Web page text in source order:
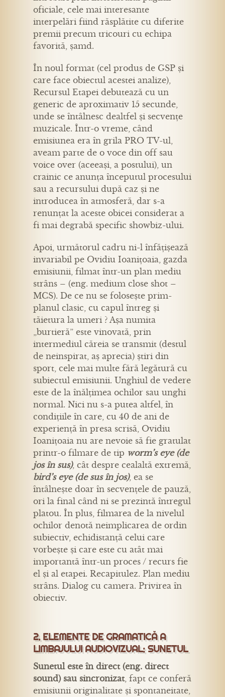
oficiale, cele mai interesante
interpelări fiind răsplătite cu diferite
premii precum tricouri cu echipa
favorită, șamd.
În noul format (cel produs de GSP și
care face obiectul acestei analize),
Recursul Etapei debutează cu un
generic de aproximativ 15 secunde,
unde se întâlnesc dealtfel și secvențe
muzicale. Într-o vreme, când
emisiunea era în grila PRO TV-ul,
aveam parte de o voce din off sau
voice over (aceeași, a postului), un
crainic ce anunța începutul procesului
sau a recursului după caz și ne
introducea în atmosferă, dar s-a
renunțat la aceste obicei considerat a
fi mai degrabă specific showbiz-ului.
Apoi, următorul cadru ni-l înfățișează
invariabil pe Ovidiu Ioanițoaia, gazda
emisiunii, filmat într-un plan mediu
strâns – (eng. medium close shot –
MCS). De ce nu se folosește prim-
planul clasic, cu capul întreg și
tăietura la umeri ? Așa numita
„burtieră” este vinovată, prin
intermediul căreia se transmit (destul
de neinspirat, aș aprecia) știri din
sport, cele mai multe fără legătură cu
subiectul emisiunii. Unghiul de vedere
este de la înălțimea ochilor sau unghi
normal. Nici nu s-a putea altfel, în
condițiile în care, cu 40 de ani de
experiență în presa scrisă, Ovidiu
Ioanițoaia nu are nevoie să fie gratulat
printr-o filmare de tip worm’s eye (de
jos în sus), cât despre cealaltă extremă,
bird’s eye (de sus în jos), ea se
întâlnește doar în secvențele de pauză,
ori la final când ni se prezintă întregul
platou. În plus, filmarea de la nivelul
ochilor denotă neimplicarea de ordin
subiectiv, echidistanță celui care
vorbește și care este cu atât mai
importantă într-un proces / recurs fie
el și al etapei. Recapitulez. Plan mediu
strâns. Dialog cu camera. Privirea în
obiectiv.
2. ELEMENTE DE GRAMATICĂ A
LIMBAJULUI AUDIOVIZUAL: SUNETUL
Sunetul este în direct (eng. direct
sound) sau sincronizat, fapt ce conferă
emisiunii originalitate și spontaneitate,